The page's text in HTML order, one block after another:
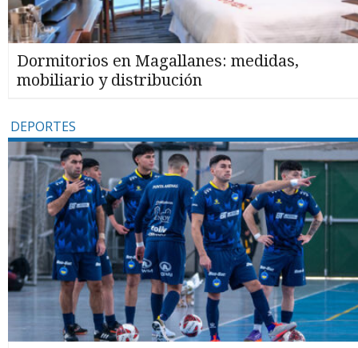
Dormitorios en Magallanes: medidas,
mobiliario y distribución
DEPORTES